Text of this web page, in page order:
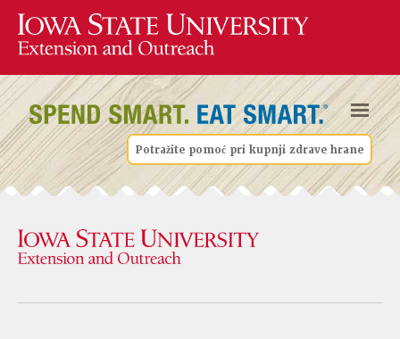
Potražite pomoć pri kupnji zdrave hrane